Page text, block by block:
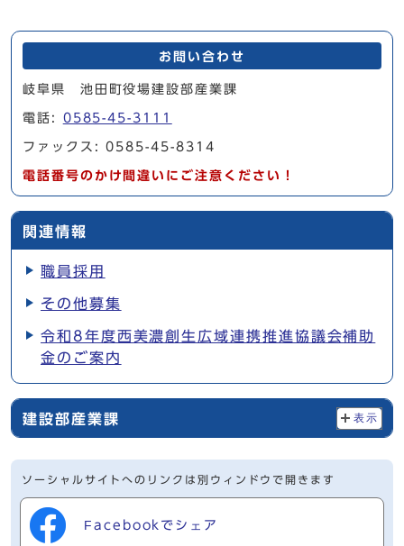
お問い合わせ
岐阜県 池田町役場建設部産業課
電話: 0585-45-3111
ファックス: 0585-45-8314
電話番号のかけ間違いにご注意ください！
関連情報
職員採用
その他募集
令和8年度西美濃創生広域連携推進協議会補助
金のご案内
建設部産業課 表示
ソーシャルサイトへのリンクは別ウィンドウで開きます
Facebookでシェア